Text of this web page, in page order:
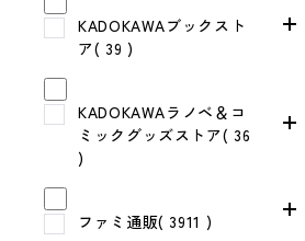
KADOKAWAブックスト
ア( 39 )
KADOKAWAラノベ＆コ
ミックグッズストア( 36
)
ファミ通販( 3911 )